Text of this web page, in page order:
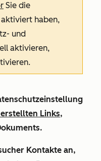
Sie die
haben,
und
aktivieren,
Links,
Kontakte an,